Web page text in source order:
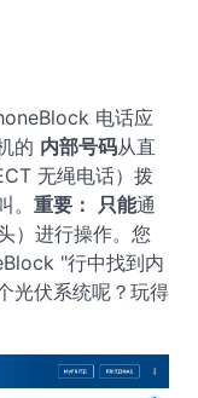
电话应
的 内部号码从直
无绳电话）拨
重要： 只能通
）进行操作。您
"行中找到内
光伏系统呢？玩得